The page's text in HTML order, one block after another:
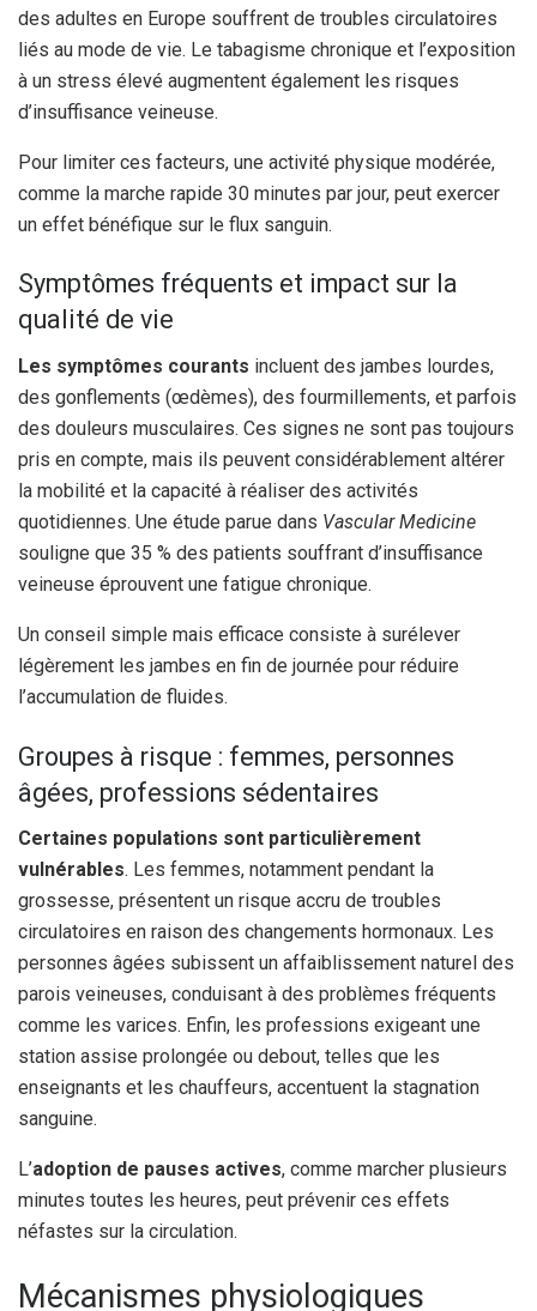
des adultes en Europe souffrent de troubles circulatoires
liés au mode de vie. Le tabagisme chronique et l’exposition
à un stress élevé augmentent également les risques
d’insuffisance veineuse.
Pour limiter ces facteurs, une activité physique modérée,
comme la marche rapide 30 minutes par jour, peut exercer
un effet bénéfique sur le flux sanguin.
Symptômes fréquents et impact sur la
qualité de vie
Les symptômes courants incluent des jambes lourdes,
des gonflements (œdèmes), des fourmillements, et parfois
des douleurs musculaires. Ces signes ne sont pas toujours
pris en compte, mais ils peuvent considérablement altérer
la mobilité et la capacité à réaliser des activités
quotidiennes. Une étude parue dans Vascular Medicine
souligne que 35 % des patients souffrant d’insuffisance
veineuse éprouvent une fatigue chronique.
Un conseil simple mais efficace consiste à surélever
légèrement les jambes en fin de journée pour réduire
l’accumulation de fluides.
Groupes à risque : femmes, personnes
âgées, professions sédentaires
Certaines populations sont particulièrement
vulnérables. Les femmes, notamment pendant la
grossesse, présentent un risque accru de troubles
circulatoires en raison des changements hormonaux. Les
personnes âgées subissent un affaiblissement naturel des
parois veineuses, conduisant à des problèmes fréquents
comme les varices. Enfin, les professions exigeant une
station assise prolongée ou debout, telles que les
enseignants et les chauffeurs, accentuent la stagnation
sanguine.
L’adoption de pauses actives, comme marcher plusieurs
minutes toutes les heures, peut prévenir ces effets
néfastes sur la circulation.
Mécanismes physiologiques